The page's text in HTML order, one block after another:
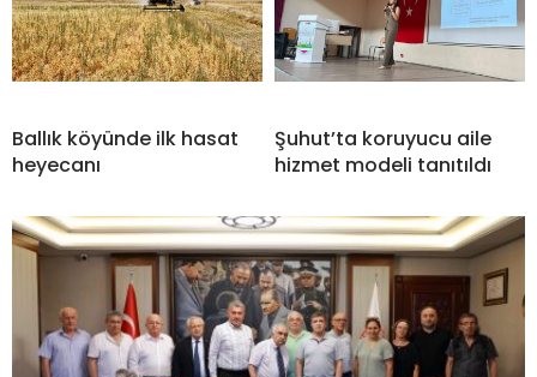
Ballık köyünde ilk hasat
heyecanı
Şuhut’ta koruyucu aile
hizmet modeli tanıtıldı